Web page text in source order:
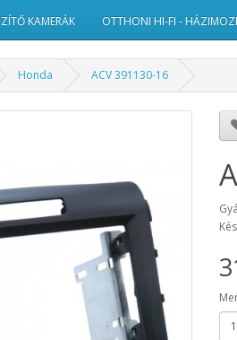
KAMERÁK OTTHONI HI-FI - HÁZIMOZI
Honda ACV 391130-16